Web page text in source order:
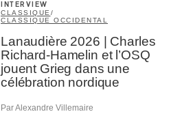
INTERVIEW
CLASSIQUE/
CLASSIQUE OCCIDENTAL
Lanaudière 2026 | Charles
Richard-Hamelin et l’OSQ
jouent Grieg dans une
célébration nordique
Par Alexandre Villemaire